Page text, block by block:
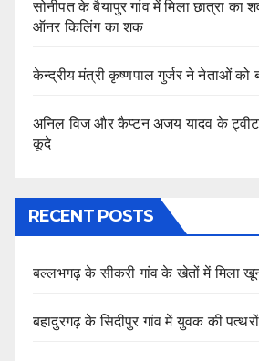
सोनीपत के बैयापुर गांव में मिला छात्रा का
ऑनर किलिंग का शक
केन्द्रीय मंत्री कृष्णपाल गुर्जर ने नेताओं को
अनिल विज औऱ कैप्टन अजय यादव के ट्वीट
कूदे
RECENT POSTS
बल्लभगढ़ के सीकरी गांव के खेतों में मिला
बहादुरगढ़ के सिदीपुर गांव में युवक की